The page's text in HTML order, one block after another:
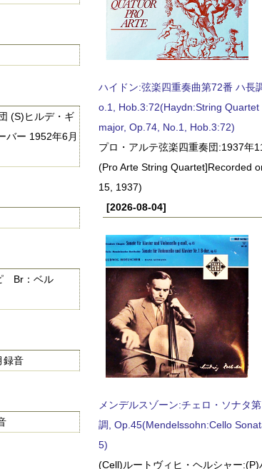
(S)ヒルデ・ギ
バー 1952年6月
Br：ベル
録音
ハイドン:弦楽四重奏曲第72番 ハ長
o.1, Hob.3:72(Haydn:String Quartet
major, Op.74, No.1, Hob.3:72)
プロ・アルテ弦楽四重奏団:1937年
(Pro Arte String Quartet]Recorded
15, 1937)
[2026-08-04]
メンデルスゾーン:チェロ・ソナタ
調, Op.45(Mendelssohn:Cello
5)
(Cell)ルートヴィヒ・ヘルシャー